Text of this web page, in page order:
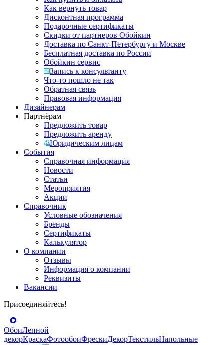
Как вернуть товар
Дисконтная программа
Подарочные сертификаты
Скидки от партнеров Обойкин
Доставка по Санкт-Петербургу и Москве
Бесплатная доставка по России
Обойкин сервис
Запись к консультанту
Что-то пошло не так
Обратная связь
Правовая информация
Дизайнерам
Партнёрам
Предложить товар
Предложить аренду
Юридическим лицам
События
Справочная информация
Новости
Статьи
Мероприятия
Акции
Справочник
Условные обозначения
Бренды
Сертификаты
Калькулятор
О компании
Отзывы
Информация о компании
Реквизиты
Вакансии
Присоединяйтесь!
ОбоиЛепной
декорКраскаФотообоиФрескиДекорТекстильНапольные